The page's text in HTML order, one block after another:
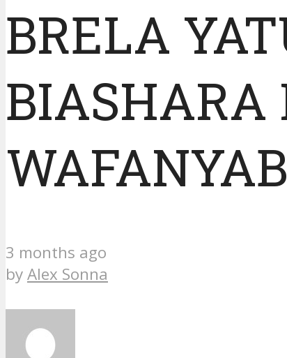
BRELA
BIASHARA
3 months ago
byAlex Sonna